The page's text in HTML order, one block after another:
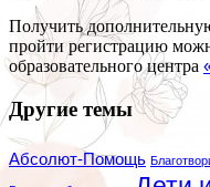
Получить
пройти регистрацию
образовательного центра
Другие темы
Абсолют-Помощь